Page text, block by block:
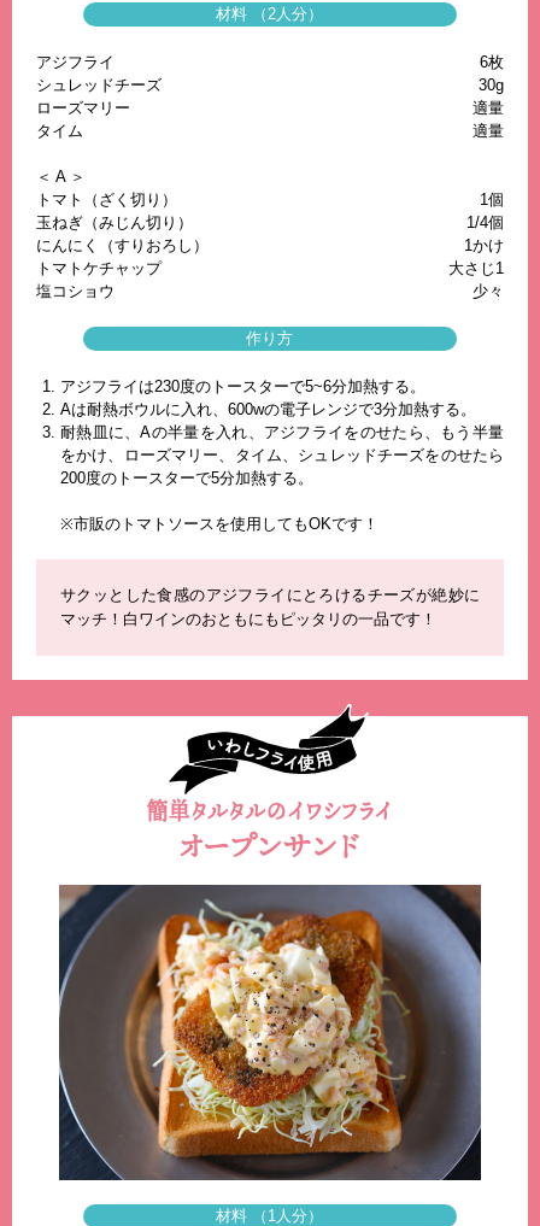
材料 （2人分）
アジフライ
6枚
シュレッドチーズ
30g
ローズマリー
適量
タイム
適量
＜ A ＞
トマト（ざく切り）
1個
玉ねぎ（みじん切り）
1/4個
にんにく（すりおろし）
1かけ
トマトケチャップ
大さじ1
塩コショウ
少々
作り方
アジフライは230度のトースターで5~6分加熱する。
Aは耐熱ボウルに入れ、600wの電子レンジで3分加熱する。
耐熱皿に、Aの半量を入れ、アジフライをのせたら、もう半量
をかけ、ローズマリー、タイム、シュレッドチーズをのせたら
200度のトースターで5分加熱する。
※市販のトマトソースを使用してもOKです！
サクッとした食感のアジフライにとろけるチーズが絶妙に
マッチ！白ワインのおともにもピッタリの一品です！
材料 （1人分）